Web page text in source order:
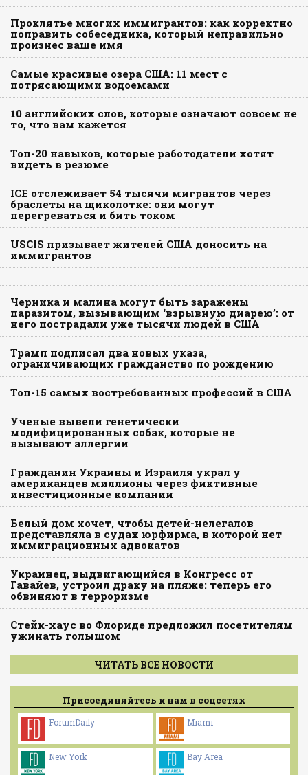
Проклятье многих иммигрантов: как корректно
поправить собеседника, который неправильно
произнес ваше имя
Самые красивые озера США: 11 мест с
потрясающими водоемами
10 английских слов, которые означают совсем не
то, что вам кажется
Топ-20 навыков, которые работодатели хотят
видеть в резюме
ICE отслеживает 54 тысячи мигрантов через
браслеты на щиколотке: они могут
перегреваться и бить током
USCIS призывает жителей США доносить на
иммигрантов
Черника и малина могут быть заражены
паразитом, вызывающим ‘взрывную диарею’: от
него пострадали уже тысячи людей в США
Трамп подписал два новых указа,
ограничивающих гражданство по рождению
Топ-15 самых востребованных профессий в США
Ученые вывели генетически
модифицированных собак, которые не
вызывают аллергии
Гражданин Украины и Израиля украл у
американцев миллионы через фиктивные
инвестиционные компании
Белый дом хочет, чтобы детей-нелегалов
представляла в судах юрфирма, в которой нет
иммиграционных адвокатов
Украинец, выдвигающийся в Конгресс от
Гавайев, устроил драку на пляже: теперь его
обвиняют в терроризме
Стейк-хаус во Флориде предложил посетителям
ужинать голышом
ЧИТАТЬ ВСЕ НОВОСТИ
Присоединяйтесь к нам в соцсетях
ForumDaily Miami
New York Bay Area